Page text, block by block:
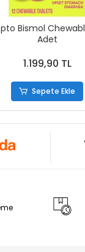
Bismol Chewables
Adet
1.199,90 TL
Sepete Ekle